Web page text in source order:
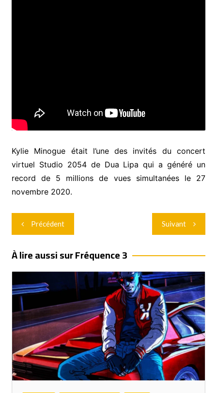
Kylie Minogue était l’une des invités du concert
virtuel Studio 2054 de Dua Lipa qui a généré un
record de 5 millions de vues simultanées le 27
novembre 2020.
Navigation
de
l’article
Précédent Suivant
À lire aussi sur Fréquence 3